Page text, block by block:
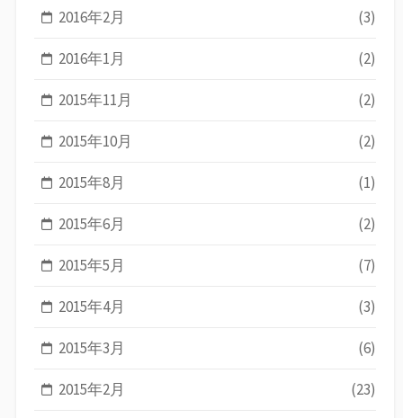
2016年2月 (3)
2016年1月 (2)
2015年11月 (2)
2015年10月 (2)
2015年8月 (1)
2015年6月 (2)
2015年5月 (7)
2015年4月 (3)
2015年3月 (6)
2015年2月 (23)